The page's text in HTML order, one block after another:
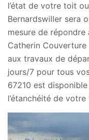
l’état de votre toit
Bernardswiller sera
mesure de
Catherin Couverture
aux travaux de
jours/7 pour tous
67210 est
l’étanchéité de